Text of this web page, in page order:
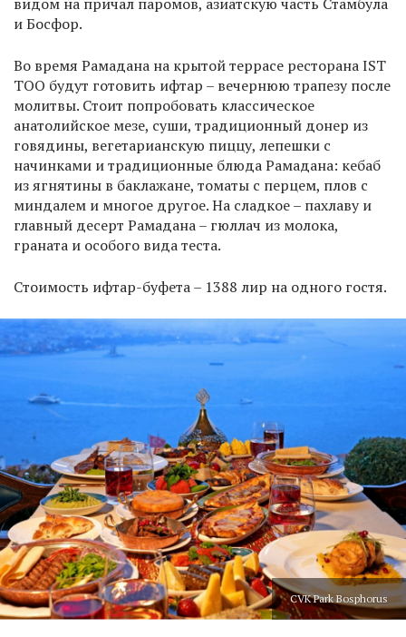
и Босфор.
Во время Рамадана на крытой террасе ресторана IST
TOО будут готовить ифтар – вечернюю трапезу после
молитвы. Стоит попробовать классическое
анатолийское мезе, суши, традиционный донер из
говядины, вегетарианскую пиццу, лепешки с
начинками и традиционные блюда Рамадана: кебаб
из ягнятины в баклажане, томаты с перцем, плов с
миндалем и многое другое. На сладкое – пахлаву и
главный десерт Рамадана – гюллач из молока,
граната и особого вида теста.
Стоимость ифтар-буфета – 1388 лир на одного гостя.
CVK Park Bosphorus